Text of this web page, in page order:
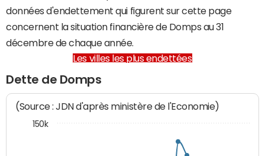
données d'endettement qui figurent sur cette page
concernent la situation financière de Domps au 31
décembre de chaque année.
Les villes les plus endettées
Dette de Domps
(Source : JDN d'après ministère de l'Economie)
150k